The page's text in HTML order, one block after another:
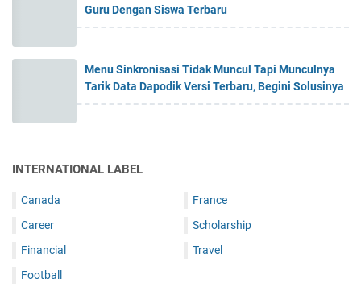
Guru Dengan Siswa Terbaru
Menu Sinkronisasi Tidak Muncul Tapi Munculnya
Tarik Data Dapodik Versi Terbaru, Begini Solusinya
INTERNATIONAL LABEL
Canada
Career
Financial
Football
France
Scholarship
Travel